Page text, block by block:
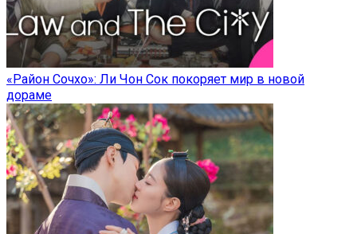
«Район Сочхо»: Ли Чон Сок покоряет мир в новой
дораме